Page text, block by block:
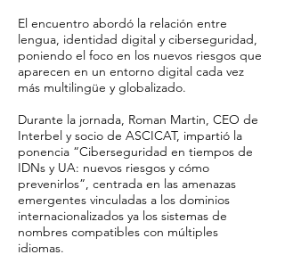
El encuentro abordó la relación entre
lengua, identidad digital y ciberseguridad,
poniendo el foco en los nuevos riesgos que
aparecen en un entorno digital cada vez
más multilingüe y globalizado.
Durante la jornada, Roman Martin, CEO de
Interbel y socio de ASCICAT, impartió la
ponencia “Ciberseguridad en tiempos de
IDNs y UA: nuevos riesgos y cómo
prevenirlos”, centrada en las amenazas
emergentes vinculadas a los dominios
internacionalizados ya los sistemas de
nombres compatibles con múltiples
idiomas.